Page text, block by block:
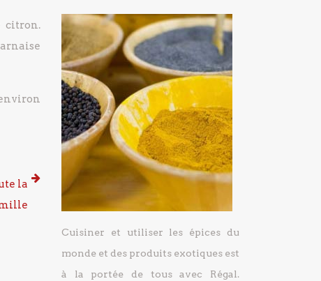
citron.
la
Cuisiner et utiliser les épices du
monde et des produits exotiques est
à la portée de tous avec Régal.